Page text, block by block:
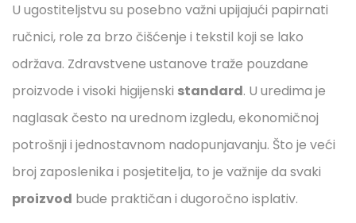
U ugostiteljstvu su posebno važni upijajući papirnati
ručnici, role za brzo čišćenje i tekstil koji se lako
održava. Zdravstvene ustanove traže pouzdane
proizvode i visoki higijenski standard. U uredima je
naglasak često na urednom izgledu, ekonomičnoj
potrošnji i jednostavnom nadopunjavanju. Što je veći
broj zaposlenika i posjetitelja, to je važnije da svaki
proizvod bude praktičan i dugoročno isplativ.